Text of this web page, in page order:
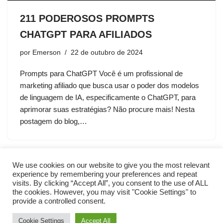
211 PODEROSOS PROMPTS
CHATGPT PARA AFILIADOS
por Emerson 22 de outubro de 2024
Prompts para ChatGPT Você é um profissional de
marketing afiliado que busca usar o poder dos modelos
de linguagem de IA, especificamente o ChatGPT, para
aprimorar suas estratégias? Não procure mais! Nesta
postagem do blog,…
We use cookies on our website to give you the most relevant
experience by remembering your preferences and repeat
visits. By clicking “Accept All”, you consent to the use of ALL
the cookies. However, you may visit "Cookie Settings" to
provide a controlled consent.
Cookie Settings Accept All